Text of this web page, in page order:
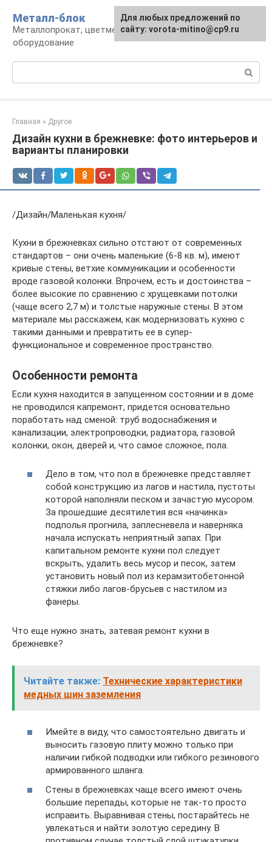
контенту
Металл-блок
Металлопрокат, цветмет, обработка и
оборудование
Главная » Другое
Дизайн кухни в брежневке: фото интерьеров и
варианты планировки
/Дизайн/Маленькая кухня/
Кухни в брежневках сильно отстают от современных
стандартов – они очень маленькие (6-8 кв. м), имеют
кривые стены, ветхие коммуникации и особенности
вроде газовой колонки. Впрочем, есть и достоинства –
более высокие по сравнению с хрущевками потолки
(чаще всего 2,7 м) и толстые наружные стены. В этом
материале мы расскажем, как модернизовать кухню с
такими данными и превратить ее в супер-
функциональное и современное пространство.
Особенности ремонта
Если кухня находится в запущенном состоянии и в доме
не проводился капремонт, придется основательно
поработать над сменой: труб водоснабжения и
канализации, электропроводки, радиатора, газовой
колонки, окон, дверей и, что самое сложное, пола.
Дело в том, что пол в брежневке представляет
собой конструкцию из лагов и настила, пустоты
которой наполняли песком и зачастую мусором.
За прошедшие десятилетия вся «начинка»
подполья прогнила, заплесневела и наверняка
начала испускать неприятный запах. При
капитальном ремонте кухни пол следует
вскрыть, удалить весь мусор и песок, затем
установить новый пол из керамзитобетонной
стяжки либо лагов-брусьев с настилом из
фанеры.
Что еще нужно знать, затевая ремонт кухни в
брежневке?
Читайте также: Технические характеристики
медных шин заземления
Имейте в виду, что самостоятельно двигать и
выносить газовую плиту можно только при
наличии гибкой подводки или гибкого резинового
армированного шланга.
Стены в брежневках чаще всего имеют очень
большие перепады, которые не так-то просто
исправить. Выравнивая стены, постарайтесь не
увлекаться и найти золотую середину. В
Для любых предложений по
сайту: vorota-mitino@cp9.ru